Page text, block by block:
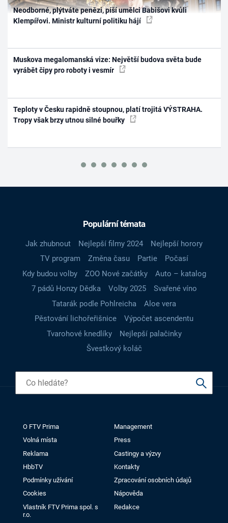
Neodborné, plýtváte penězi, píší umělci Babišovi kvůli
Klempířovi. Ministr kulturní politiku hájí
Muskova megalomanská vize: Největší budova světa bude
vyrábět čipy pro roboty i vesmír
Teploty v Česku rapidně stoupnou, platí trojitá VÝSTRAHA.
Tropy však brzy utnou silné bouřky
Populární témata
Jak zhubnout Nejlepší filmy 2024
Nejlepší horory
TV program
Změna času Partie
Počasí
Kdy budou volby
ZOO Nové začátky
Auto – katalog
7 pádů Honzy Dědka
Volby 2025
Svařené víno
Tatarák podle Pohlreicha
Aloe vera
Pěstování lichořeřišnice
Výpočet ascendentu
Tvarohové knedlíky
Nejlepší palačinky
Švestkový koláč
O FTV Prima
Management
Volná místa
Press
Reklama
Castingy a výzvy
HbbTV
Kontakty
Podmínky užívání
Zpracování osobních údajů
Cookies
Nápověda
Vlastník FTV Prima spol. s
r.o.
Redakce